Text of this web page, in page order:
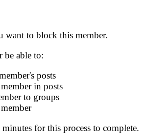
want to block this member.
able to:
posts
in posts
to groups
for this process to complete.